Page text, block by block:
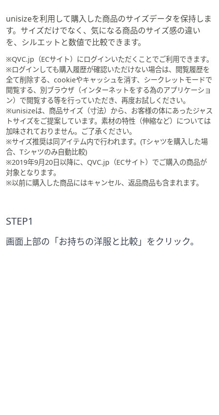
unisizeを利用して購入した商品のサイズデータを保持しま
す。サイズだけでなく、気になる商品のサイズ感の違い
を、シルエットと数値で比較できます。
※QVC.jp（ECサイト）にログインいただくことでご利用できます。
※ログインしても購入履歴が確認いただけない場合は、閲覧履歴を
全て削除する、cookieやキャッシュを消す、シークレットモードで
閲覧する、別ブラウザ（インターネットをする為のアプリケーショ
ン）で閲覧する等を行っていただき、再度お試しください。
※unisizeは、商品サイズ（寸法）から、お客様の体にあったジャス
トサイズをご提案しています。素材の特性（伸縮など）については
加味されておりません。ご了承ください。
※サイズ推奨は同アイテム内で行われます。(Tシャツを購入した場
合、Tシャツのみ自動比較)
※2019年9月20日以降に、QVC.jp（ECサイト）でご購入の商品が
対象となります。
※以前に購入した商品にはキャンセル、返品商品も含まれます。
STEP1
画面上部の「お持ちの洋服と比較」をクリック。